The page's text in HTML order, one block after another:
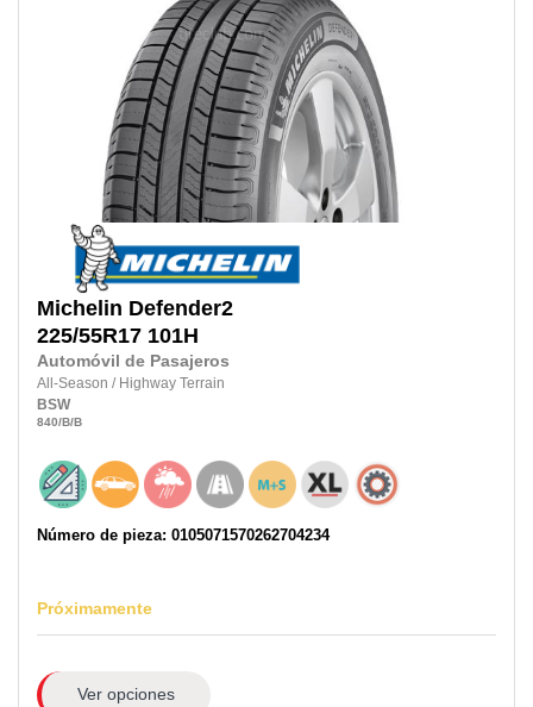
Michelin Defender2
225/55R17 101H
Automóvil de Pasajeros
All-Season / Highway Terrain
BSW
840/B/B
Número de pieza: 0105071570262704234
Próximamente
Ver opciones